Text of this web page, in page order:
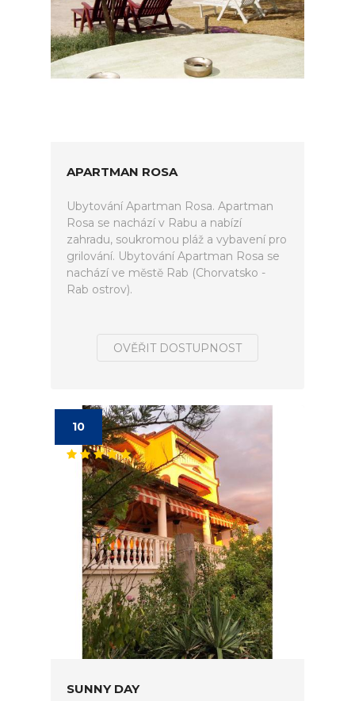
APARTMAN ROSA
Ubytování Apartman Rosa. Apartman
Rosa se nachází v Rabu a nabízí
zahradu, soukromou pláž a vybavení pro
grilování. Ubytování Apartman Rosa se
nachází ve městě Rab (Chorvatsko -
Rab ostrov).
OVĚŘIT DOSTUPNOST
10
SUNNY DAY